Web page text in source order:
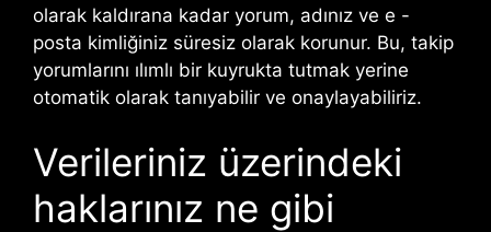
olarak kaldırana kadar yorum, adınız ve e -
posta kimliğiniz süresiz olarak korunur. Bu, takip
yorumlarını ılımlı bir kuyrukta tutmak yerine
otomatik olarak tanıyabilir ve onaylayabiliriz.
Verileriniz üzerindeki
haklarınız ne gibi